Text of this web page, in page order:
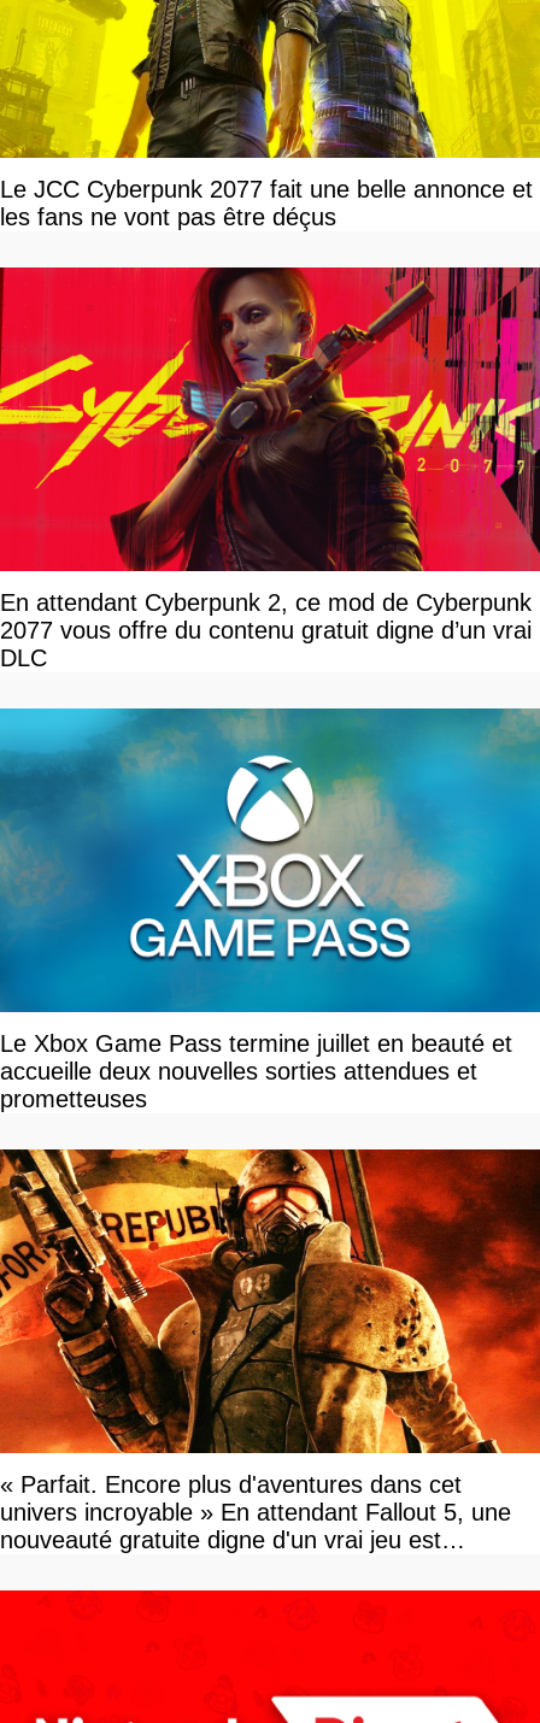
Le JCC Cyberpunk 2077 fait une belle annonce et
les fans ne vont pas être déçus
En attendant Cyberpunk 2, ce mod de Cyberpunk
2077 vous offre du contenu gratuit digne d’un vrai
DLC
Le Xbox Game Pass termine juillet en beauté et
accueille deux nouvelles sorties attendues et
prometteuses
« Parfait. Encore plus d'aventures dans cet
univers incroyable » En attendant Fallout 5, une
nouveauté gratuite digne d'un vrai jeu est